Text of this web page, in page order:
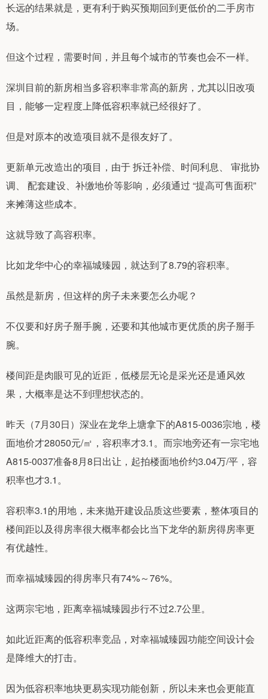
长远的结果就是，更有利于购买预期回到更低价的二手房市
场。
但这个过程，需要时间，并且每个城市的节奏也会不一样。
深圳目前的新房相当多容积率非常高的新房，尤其以旧改项
目，能够一定程度上降低容积率就已经很好了。
但是对原本的改造项目就不是很友好了。
更新单元改造出的项目，由于 拆迁补偿、时间利息、 审批协
调、 配套建设、补缴地价等影响，必须通过 “提高可售面积”
来摊薄这些成本。
这就导致了高容积率。
比如龙华中心的幸福城臻园，就达到了8.79的容积率。
虽然是新房，但这样的房子未来要怎么办呢？
不仅要和好房子掰手腕，还要和其他城市更优质的房子掰手
腕。
楼间距是肉眼可见的近距，低楼层无论是采光还是通风效
果，大概率是达不到理想状态的。
昨天（7月30日）深业在龙华上塘拿下的A815-0036宗地，楼
面地价才28050元/㎡，容积率才3.1。而宗地旁还有一宗宅地
A815-0037准备8月8日出让，起拍楼面地价约3.04万/平，容
积率也才3.1。
容积率3.1的用地，未来抛开建设品质这些要素，整体项目的
楼间距以及得房率很大概率都会比当下龙华的新房得房率更
有优越性。
而幸福城臻园的得房率只有74%～76%。
这两宗宅地，距离幸福城臻园步行不过2.7公里。
如此近距离的低容积率竞品，对幸福城臻园功能空间设计会
是降维大的打击。
因为低容积率地块更易实现功能创新，所以未来也会更能直